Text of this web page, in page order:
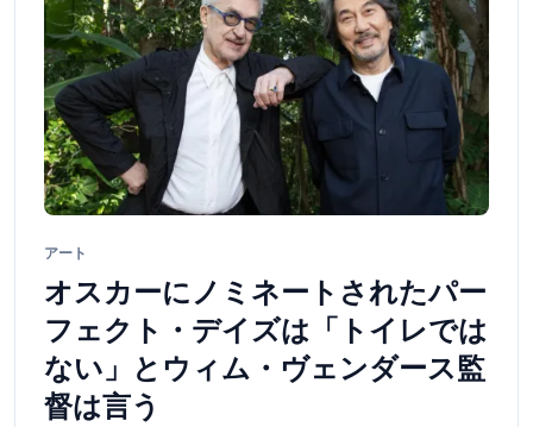
アート
オスカーにノミネートされたパー
フェクト・デイズは「トイレでは
ない」とウィム・ヴェンダース監
督は言う